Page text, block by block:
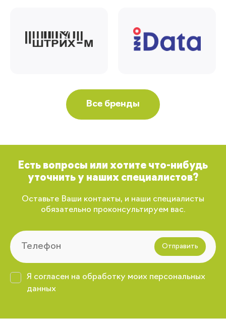
Все бренды
Есть вопросы или хотите что-нибудь
уточнить у наших специалистов?
Оставьте Ваши контакты, и наши специалисты
обязательно проконсультируем вас.
Отправить
Я согласен на обработку моих персональных
данных